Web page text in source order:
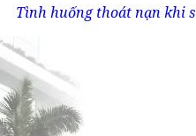
Tình huống thoát nạn khi